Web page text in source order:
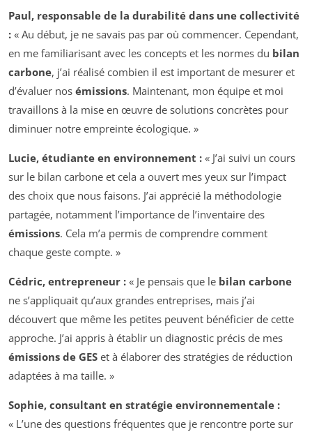
Paul, responsable de la durabilité dans une collectivité
: « Au début, je ne savais pas par où commencer. Cependant,
en me familiarisant avec les concepts et les normes du bilan
carbone, j’ai réalisé combien il est important de mesurer et
d’évaluer nos émissions. Maintenant, mon équipe et moi
travaillons à la mise en œuvre de solutions concrètes pour
diminuer notre empreinte écologique. »
Lucie, étudiante en environnement : « J’ai suivi un cours
sur le bilan carbone et cela a ouvert mes yeux sur l’impact
des choix que nous faisons. J’ai apprécié la méthodologie
partagée, notamment l’importance de l’inventaire des
émissions. Cela m’a permis de comprendre comment
chaque geste compte. »
Cédric, entrepreneur : « Je pensais que le bilan carbone
ne s’appliquait qu’aux grandes entreprises, mais j’ai
découvert que même les petites peuvent bénéficier de cette
approche. J’ai appris à établir un diagnostic précis de mes
émissions de GES et à élaborer des stratégies de réduction
adaptées à ma taille. »
Sophie, consultant en stratégie environnementale :
« L’une des questions fréquentes que je rencontre porte sur